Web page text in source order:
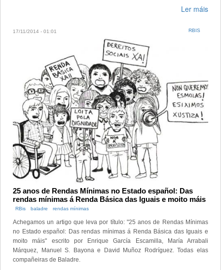
Ler máis
17/11/2014 - 01:01 RBIS
25 anos de Rendas Mínimas no Estado español: Das
rendas mínimas á Renda Básica das Iguais e moito máis
RBis baladre rendas mínimas
Achegamos un artigo que leva por título: "25 anos de Rendas Mínimas
no Estado español: Das rendas mínimas á Renda Básica das Iguais e
moito máis" escrito por Enrique García Escamilla, María Arrabali
Márquez, Manuel S. Bayona e David Muñoz Rodríguez. Todas elas
compañeiras de Baladre.